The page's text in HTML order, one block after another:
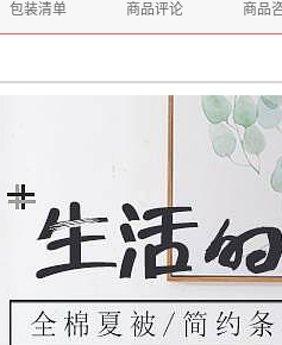
包装清单 商品评论 商品